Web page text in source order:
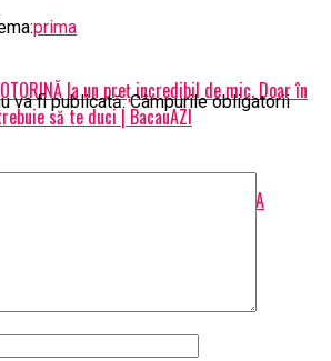
prima
la un preț incredibil de mic. Doar în
să te duci | BacauAZI
JUDECATORIEI SIBIU SA DISPUNA
va fi publicată. Câmpurile obligatorii